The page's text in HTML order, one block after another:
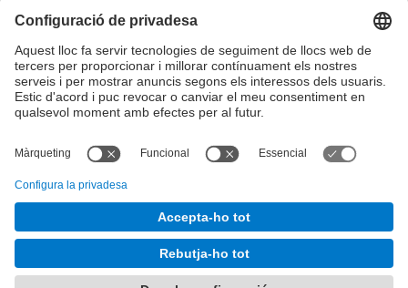
E-mail :junta.pasf@upc.edu
Formulari de contacte
Junta PAS Funcionari
Desenvolupat amb